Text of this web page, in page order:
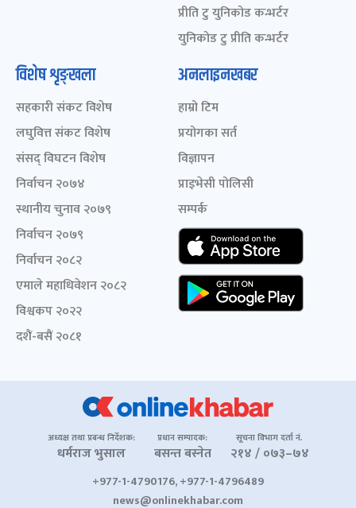
प्रीति टु युनिकोड कन्भर्टर
युनिकोड टु प्रीति कन्भर्टर
विशेष शृङ्खला
सहकारी संकट विशेष
लघुवित्त संकट विशेष
संसद् विघटन विशेष
निर्वाचन २०७४
स्थानीय चुनाव २०७९
निर्वाचन २०७९
निर्वाचन २०८२
एमाले महाधिवेशन २०८२
विश्वकप २०२२
दशैं-बसैं २०८१
अनलाइनखबर
हाम्रो टिम
प्रयोगका सर्त
विज्ञापन
प्राइभेसी पोलिसी
सम्पर्क
अध्यक्ष तथा प्रबन्ध निर्देशक:
धर्मराज भुसाल
प्रधान सम्पादक:
बसन्त बस्नेत
सूचना विभाग दर्ता नं.
२१४ / ०७३–७४
+977-1-4790176, +977-1-4796489
news@onlinekhabar.com